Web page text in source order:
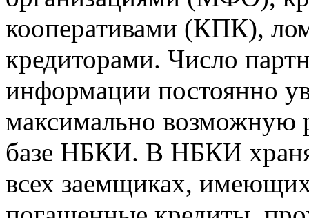
кооперативами (КПК),
кредиторами. Число
информации постоянно
максимально возможную
базе НБКИ. В НБКИ
всех заемщиках,